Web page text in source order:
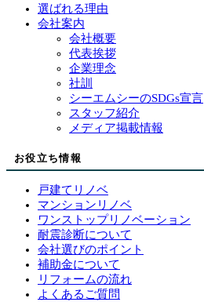
選ばれる理由
会社案内
会社概要
代表挨拶
企業理念
社訓
シーエムシーのSDGs宣言
スタッフ紹介
メディア掲載情報
お役立ち情報
戸建てリノベ
マンションリノベ
ワンストップリノベーション
耐震診断について
会社選びのポイント
補助金について
リフォームの流れ
よくあるご質問